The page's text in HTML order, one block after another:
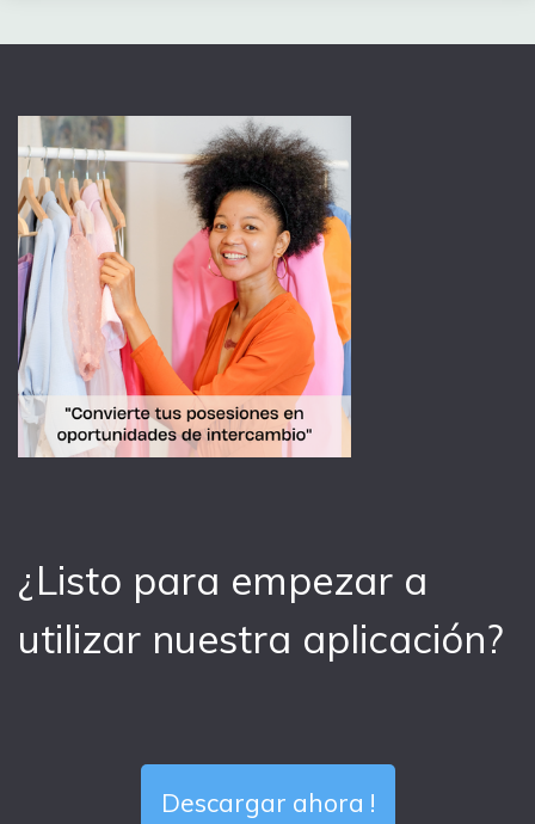
¿Listo para empezar a
utilizar nuestra aplicación?
Descargar ahora !